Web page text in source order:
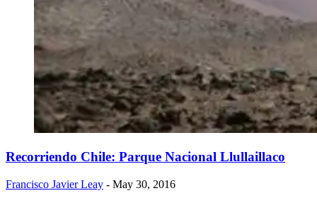
Recorriendo Chile: Parque Nacional Llullaillaco
Francisco Javier Leay - May 30, 2016